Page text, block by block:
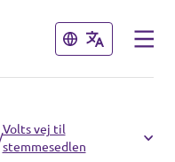
Luk
Luk
/
Volts vej til
stemmesedlen